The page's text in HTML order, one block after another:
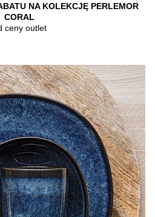
NA KOLEKCJĘ PERLEMOR
CORAL
ceny outlet